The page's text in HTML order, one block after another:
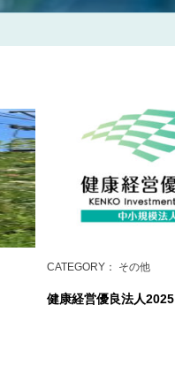
CATEGORY ： その他
健康経営優良法人2025